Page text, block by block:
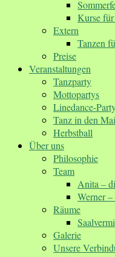
Kurse
Extern
Tanzen
Preise
Veranstaltungen
Tanzparty
Mottopartys
Linedance-
Tanz in den Mai
Herbstball
Über uns
Philosophie
Team
Anita –
Werner
Räume
Galerie
Unsere